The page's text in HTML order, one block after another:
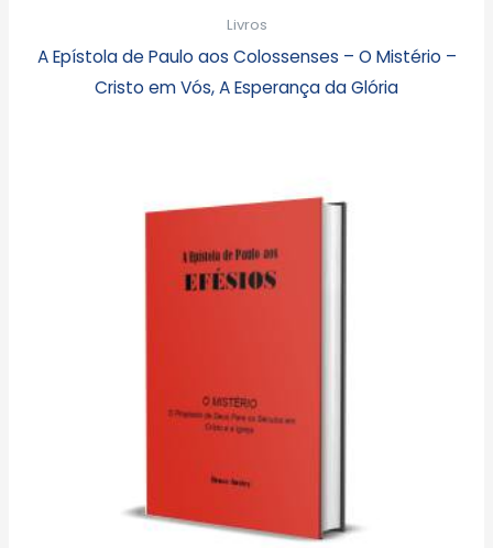
Livros
A Epístola de Paulo aos Colossenses – O Mistério –
Cristo em Vós, A Esperança da Glória